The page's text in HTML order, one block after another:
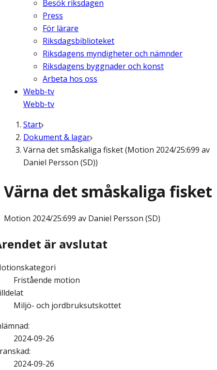
Besök riksdagen
Press
För lärare
Riksdagsbiblioteket
Riksdagens myndigheter och nämnder
Riksdagens byggnader och konst
Arbeta hos oss
Webb-tv
Webb-tv
Start
Dokument & lagar
Värna det småskaliga fisket (Motion 2024/25:699 av
Daniel Persson (SD))
Värna det småskaliga fisket
Motion 2024/25:699 av Daniel Persson (SD)
är avslutat
Fristående motion
Miljö- och jordbruksutskottet
:
2024-09-26
:
2024-09-26